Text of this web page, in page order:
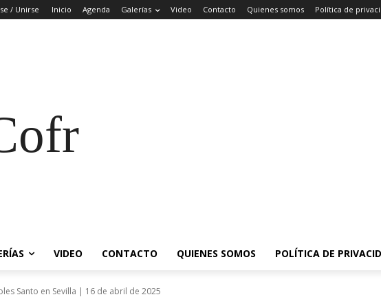
/ Unirse Inicio Agenda Galerías Video Contacto Quienes somos Política de
VIDEO CONTACTO QUIENES SOMOS POLÍTICA DE
Santo en Sevilla | 16 de abril de 2025